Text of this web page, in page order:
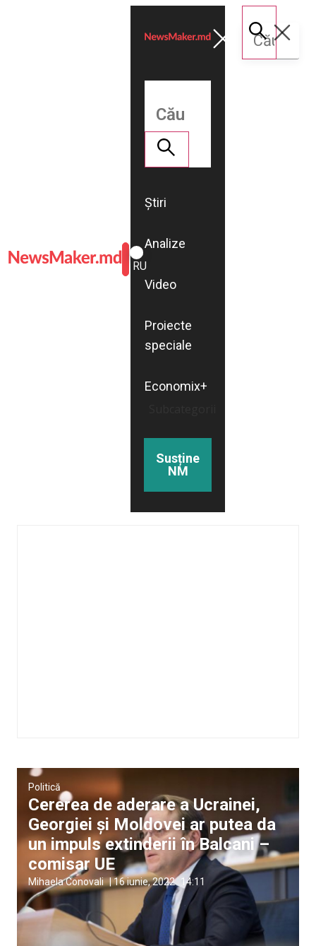
ROMÂNĂ
RU
Știri
Analize
Video
Proiecte
speciale
Economix+
Susține
NM
Politică
Cererea de aderare a Ucrainei,
Georgiei şi Moldovei ar putea da
un impuls extinderii în Balcani –
comisar UE
Mihaela Conovali |16 iunie, 2022 14:11